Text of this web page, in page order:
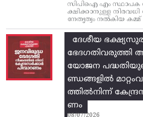
സിപിഐ എം സ്ഥാപക
ക്ഷിക്കാനുള്ള നിരവധി
നേതൃത്വം നല്‍കിയ കമ്മ്
ദേശീയ
ഭേദഗതിവരുത്തി
യോജന
ണ്ഡങ്ങളിൽ
ത്തിൽനിന്ന്‌
ണം